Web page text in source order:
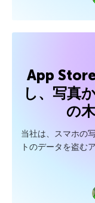
App
し、写真
の
当社は、スマホの
トのデータを盗む